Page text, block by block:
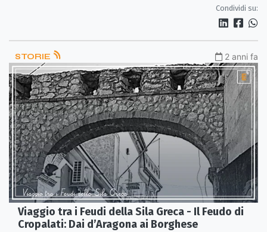
Condividi su:
STORIE 2 anni fa
Viaggio tra i Feudi della Sila Greca - Il Feudo di
Cropalati: Dai d’Aragona ai Borghese